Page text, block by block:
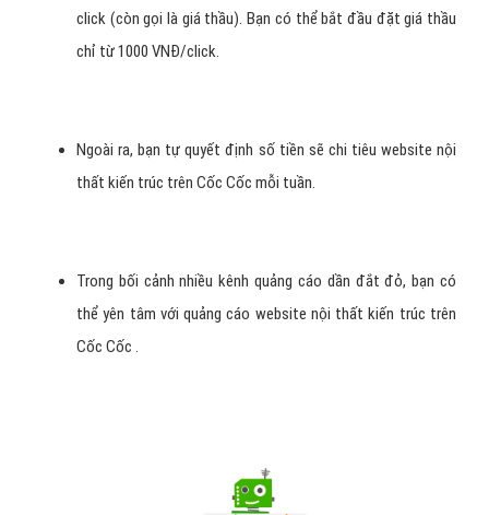
click (còn gọi là giá thầu). Bạn có thể bắt đầu đặt giá thầu
chỉ từ 1000 VNĐ/click.
Ngoài ra, bạn tự quyết định số tiền sẽ chi tiêu website nội
thất kiến trúc trên Cốc Cốc mỗi tuần.
Trong bối cảnh nhiều kênh quảng cáo dần đắt đỏ, bạn có
thể yên tâm với quảng cáo website nội thất kiến trúc trên
Cốc Cốc .